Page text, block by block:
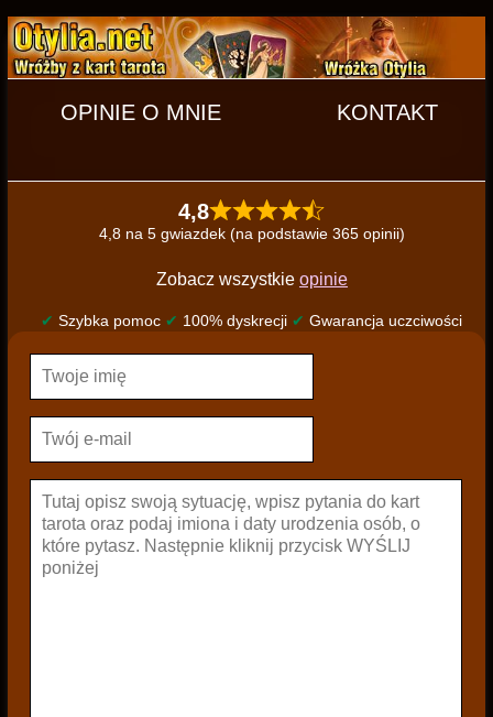
OPINIE O MNIE KONTAKT
4,8
4,8 na 5 gwiazdek (na podstawie 365 opinii)
Zobacz wszystkie opinie
✔ Szybka pomoc ✔ 100% dyskrecji ✔ Gwarancja uczciwości